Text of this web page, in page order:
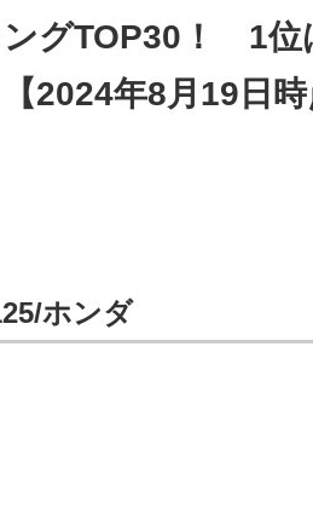
エレクトロニクス専門サイト
ングTOP30！ 1位
2024年8月19日
ホンダ